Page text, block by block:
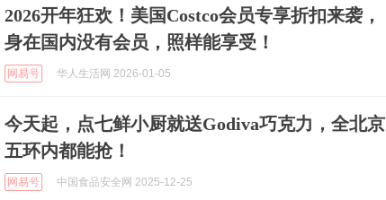
2026开年狂欢！美国Costco会员专享折扣来袭，
身在国内没有会员，照样能享受！
网易号 华人生活网 2026-01-05
今天起，点七鲜小厨就送Godiva巧克力，全北京
五环内都能抢！
网易号 中国食品安全网 2025-12-25